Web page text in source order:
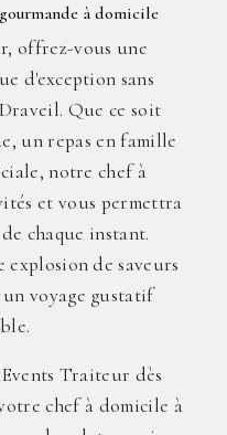
à domicile
offrez-vous une
d'exception sans
Que ce soit
un repas en famille
notre chef à
et vous permettra
chaque instant.
explosion de saveurs
voyage gustatif
Traiteur dès
chef à domicile à